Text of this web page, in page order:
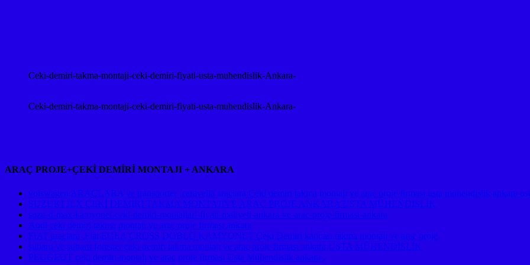
Ceki-demiri-takma-montaji-ceki-demiri-fiyati-usta-muhendislik-Ankara-
Ceki-demiri-takma-montaji-ceki-demiri-fiyati-usta-muhendislik-Ankara-
ARAÇ PROJE+ÇEKİ DEMİRİ MONTAJI + ANKARA
volswagen ARAÇLARA ve transporter ,caravella araçlara Çeki demiri takma montajı ve araç proje firması usta mühendislik ankara
SUZUKI JLX ÇEKİ DEMİRİ TAKMA MONTAJIVE ARAÇ PROJE ANKARA USTA MÜHENDİSLİK
suzu-d-max-kamyonet-ceki-demiri-montajlari-fiyati-maliyeti-ankara-ve-arac-proje-firmasi-ankara
Audi çeki demiri takma montajı ve araç proje firması ankara
FIAT araçlara ,Fıat EGEA CROSS DOBLO KAMYONET Çeki Demiri kancası takma montajı ve araç proje
subaru ve subaru forester çeki demiri takma montajı ve araç proje firması ankara USTA MÜHENDİSLİK
PEUGEOT çeki demiri montajı ve araç proje firması Usta Mühendislik ankara ,